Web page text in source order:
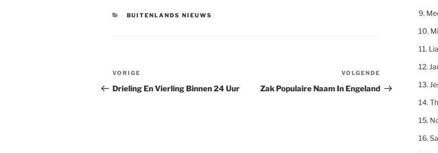
CATEGORIEËN
BUITENLANDS NIEUWS
Berichtnavigatie
Vorig
bericht
VORIGE
Drieling En Vierling Binnen 24 Uur
bericht
VOLGENDE
Zak Populaire Naam In Engeland